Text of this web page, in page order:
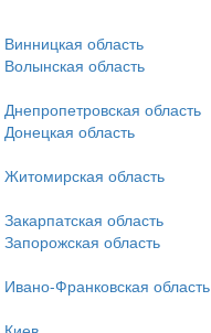
Винницкая область
Волынская область
Днепропетровская область
Донецкая область
Житомирская область
Закарпатская область
Запорожская область
Ивано-Франковская область